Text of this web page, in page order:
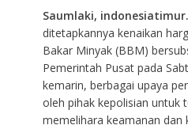
Saumlaki,
ditetapkannya kenaikan
Bakar Minyak (BBM)
Pemerintah Pusat pada
kemarin, berbagai upaya
oleh pihak kepolisian untuk
memelihara keamanan